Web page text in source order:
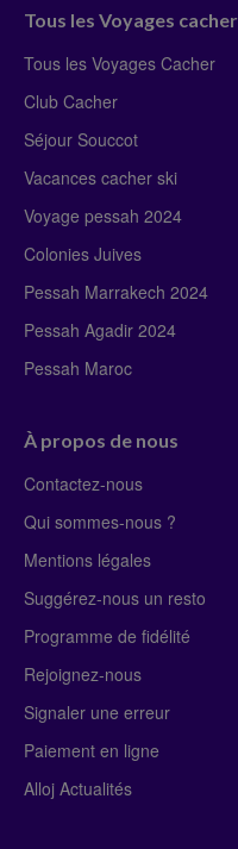
Tous les Voyages cacher
Tous les Voyages Cacher
Club Cacher
Séjour Souccot
Vacances cacher ski
Voyage pessah 2024
Colonies Juives
Pessah Marrakech 2024
Pessah Agadir 2024
Pessah Maroc
À propos de nous
Contactez-nous
Qui sommes-nous ?
Mentions légales
Suggérez-nous un resto
Programme de fidélité
Rejoignez-nous
Signaler une erreur
Paiement en ligne
Alloj Actualités